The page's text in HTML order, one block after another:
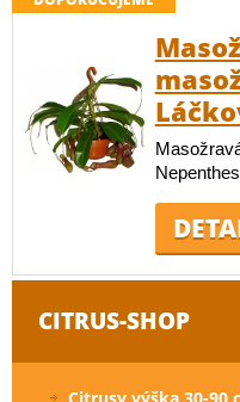
CITRUS-SHOP